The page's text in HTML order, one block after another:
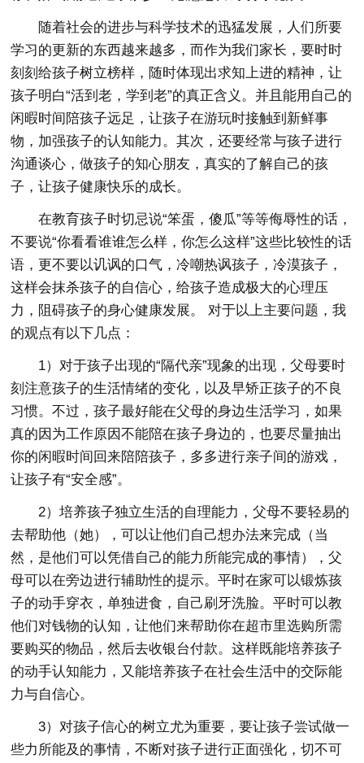
随着社会的进步与科学技术的迅猛发展，人们所要
学习的更新的东西越来越多，而作为我们家长，要时时
刻刻给孩子树立榜样，随时体现出求知上进的精神，让
孩子明白“活到老，学到老”的真正含义。并且能用自己的
闲暇时间陪孩子远足，让孩子在游玩时接触到新鲜事
物，加强孩子的认知能力。其次，还要经常与孩子进行
沟通谈心，做孩子的知心朋友，真实的了解自己的孩
子，让孩子健康快乐的成长。
在教育孩子时切忌说“笨蛋，傻瓜”等等侮辱性的话，
不要说“你看看谁谁怎么样，你怎么这样”这些比较性的话
语，更不要以讥讽的口气，冷嘲热讽孩子，冷漠孩子，
这样会抹杀孩子的自信心，给孩子造成极大的心理压
力，阻碍孩子的身心健康发展。 对于以上主要问题，我
的观点有以下几点：
1）对于孩子出现的“隔代亲”现象的出现，父母要时
刻注意孩子的生活情绪的变化，以及早矫正孩子的不良
习惯。不过，孩子最好能在父母的身边生活学习，如果
真的因为工作原因不能陪在孩子身边的，也要尽量抽出
你的闲暇时间回来陪陪孩子，多多进行亲子间的游戏，
让孩子有“安全感”。
2）培养孩子独立生活的自理能力，父母不要轻易的
去帮助他（她），可以让他们自己想办法来完成（当
然，是他们可以凭借自己的能力所能完成的事情），父
母可以在旁边进行辅助性的提示。平时在家可以锻炼孩
子的动手穿衣，单独进食，自己刷牙洗脸。平时可以教
他们对钱物的认知，让他们来帮助你在超市里选购所需
要购买的物品，然后去收银台付款。这样既能培养孩子
的动手认知能力，又能培养孩子在社会生活中的交际能
力与自信心。
3）对孩子信心的树立尤为重要，要让孩子尝试做一
些力所能及的事情，不断对孩子进行正面强化，切不可